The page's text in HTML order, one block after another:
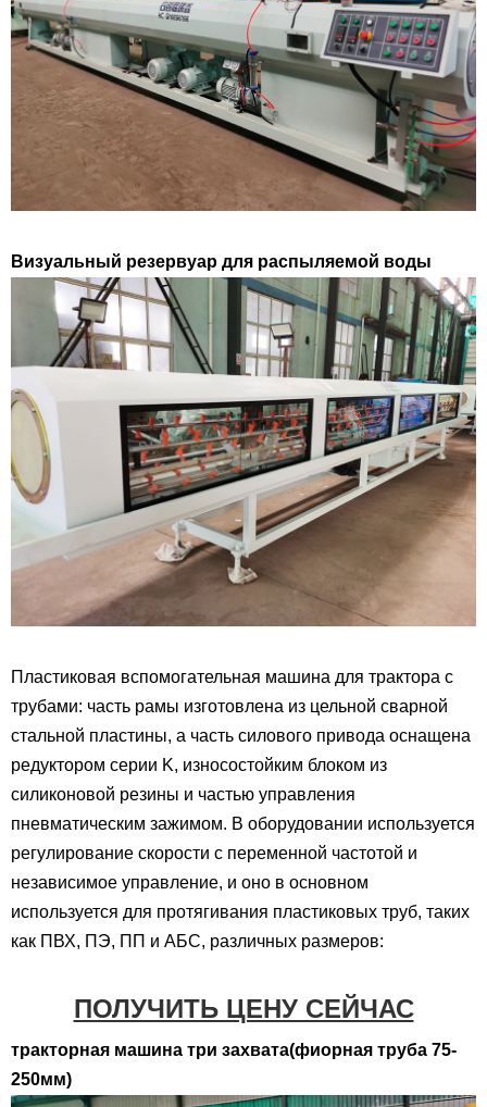
Визуальный резервуар для распыляемой воды
Пластиковая вспомогательная машина для трактора с
трубами: часть рамы изготовлена ​​из цельной сварной
стальной пластины, а часть силового привода оснащена
редуктором серии K, износостойким блоком из
силиконовой резины и частью управления
пневматическим зажимом. В оборудовании используется
регулирование скорости с переменной частотой и
независимое управление, и оно в основном
используется для протягивания пластиковых труб, таких
как ПВХ, ПЭ, ПП и АБС, различных размеров:
ПОЛУЧИТЬ ЦЕНУ СЕЙЧАС
тракторная машина три захвата(фиорная труба 75-
250мм)